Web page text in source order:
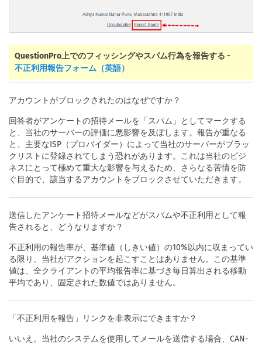
QuestionPro上でのフィッシングやスパム行為を報告する -
不正利用報告フォーム（英語）
アカウントがブロックされたのはなぜですか？
回答者がアンケートの招待メールを「スパム」としてマークする
と、当社のサーバーの評価に悪影響を及ぼします。報告が重なる
と、主要なISP（プロバイダー）によって当社のサーバーがブラッ
クリストに登録されてしまう恐れがあります。これは当社のビジ
ネスにとって極めて重大な影響を与えるため、さらなる苦情を防
ぐ目的で、該当するアカウントをブロックさせていただきます。
送信したアンケート招待メールなどがスパムや不正利用として報
告されると、どうなりますか？
不正利用の報告率が、基準値（しきい値）の10%以内に収まってい
る限り、当社がアクションを起こすことはありません。この基準
値は、全クライアントの平均報告率に基づき毎日算出される移動
平均であり、固定された数値ではありません。
「不正利用を報告」リンクを非表示にできますか？
いいえ。当社のシステムを使用してメールを送信する場合、CAN-